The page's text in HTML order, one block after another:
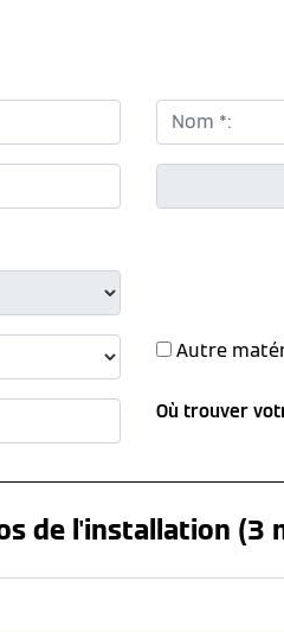
Nom *:
Autre
Où trouver
de l'installation (3